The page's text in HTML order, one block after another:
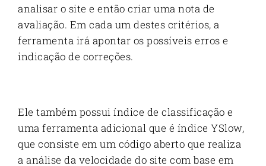
analisar o site e então criar uma nota de
avaliação. Em cada um destes critérios, a
ferramenta irá apontar os possíveis erros e
indicação de correções.
Ele também possui índice de classificação e
uma ferramenta adicional que é índice YSlow,
que consiste em um código aberto que realiza
a análise da velocidade do site com base em